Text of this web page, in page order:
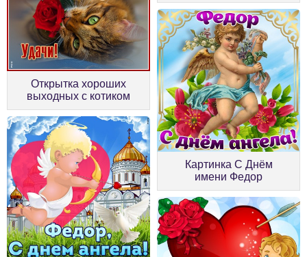
Открытка хороших
выходных с котиком
Картинка С Днём
имени Федор